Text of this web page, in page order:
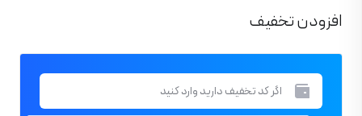
افزودن تخفیف